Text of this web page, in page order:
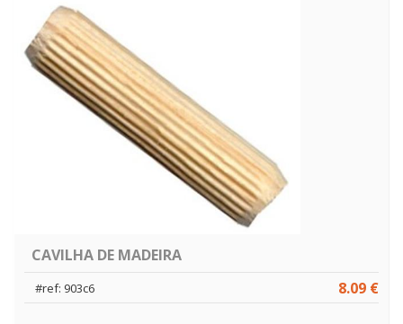
CAVILHA DE MADEIRA
8.09 €
#ref: 903c6